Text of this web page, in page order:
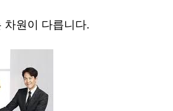
차원이 다릅니다.